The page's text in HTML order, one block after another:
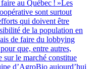
au Québec ! »Les
sont surtout
qui doivent être
de la population en
de faire du lobbying
que, entre autres,
sur le marché constitue
d’AgroBio aujourd’hui